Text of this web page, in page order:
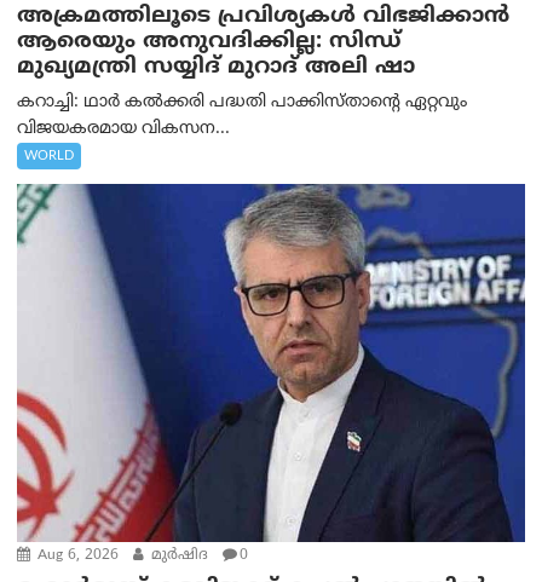
അക്രമത്തിലൂടെ പ്രവിശ്യകൾ വിഭജിക്കാൻ
ആരെയും അനുവദിക്കില്ല: സിന്ധ്
മുഖ്യമന്ത്രി സയ്യിദ് മുറാദ് അലി ഷാ
കറാച്ചി: ഥാർ കൽക്കരി പദ്ധതി പാക്കിസ്താന്റെ ഏറ്റവും
വിജയകരമായ വികസന...
WORLD
Aug 6, 2026 മുര്‍ഷിദ 0